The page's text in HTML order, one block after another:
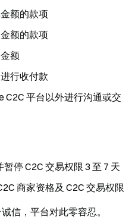
额的款项
额的款项
额
行收付款
C2C 平台以外进行沟通或交
停 C2C 交易权限 3 至 7 天
商家资格及 C2C 交易权限
信，平台对此零容忍。